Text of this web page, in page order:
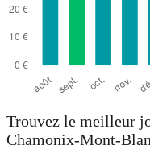
Trouvez le meilleur
Chamonix-Mont-